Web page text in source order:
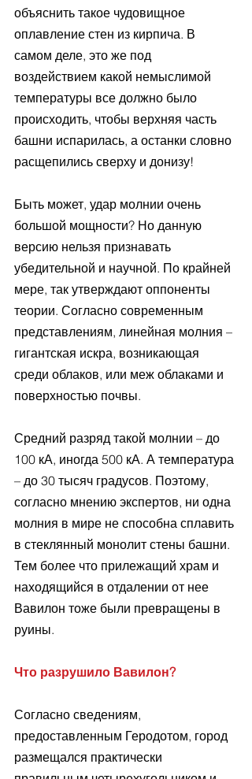
объяснить такое чудовищное
оплавление стен из кирпича. В
самом деле, это же под
воздействием какой немыслимой
температуры все должно было
происходить, чтобы верхняя часть
башни испарилась, а останки словно
расщепились сверху и донизу!
Быть может, удар молнии очень
большой мощности? Но данную
версию нельзя признавать
убедительной и научной. По крайней
мере, так утверждают оппоненты
теории. Согласно современным
представлениям, линейная молния –
гигантская искра, возникающая
среди облаков, или меж облаками и
поверхностью почвы.
Средний разряд такой молнии – до
100 кА, иногда 500 кА. А температура
– до 30 тысяч градусов. Поэтому,
согласно мнению экспертов, ни одна
молния в мире не способна сплавить
в стеклянный монолит стены башни.
Тем более что прилежащий храм и
находящийся в отдалении от нее
Вавилон тоже были превращены в
руины.
Что разрушило Вавилон?
Согласно сведениям,
предоставленным Геродотом, город
размещался практически